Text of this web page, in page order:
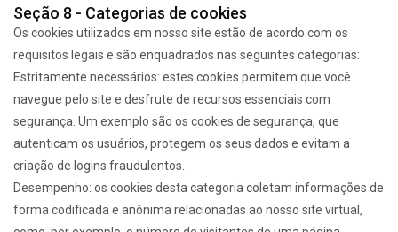
Seção 8 - Categorias de cookies
Os cookies utilizados em nosso site estão de acordo com os
requisitos legais e são enquadrados nas seguintes categorias:
Estritamente necessários: estes cookies permitem que você
navegue pelo site e desfrute de recursos essenciais com
segurança. Um exemplo são os cookies de segurança, que
autenticam os usuários, protegem os seus dados e evitam a
criação de logins fraudulentos.
Desempenho: os cookies desta categoria coletam informações de
forma codificada e anônima relacionadas ao nosso site virtual,